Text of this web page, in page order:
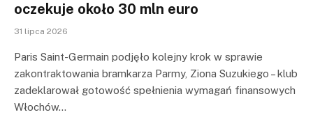
oczekuje około 30 mln euro
31 lipca 2026
Paris Saint-Germain podjęło kolejny krok w sprawie
zakontraktowania bramkarza Parmy, Ziona Suzukiego – klub
zadeklarował gotowość spełnienia wymagań finansowych
Włochów…